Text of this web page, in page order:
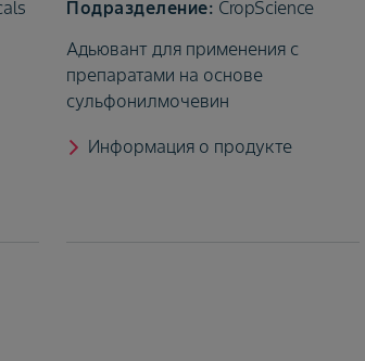
CropScience
Адьювант для применения с
препаратами на основе
сульфонилмочевин
Информация о продукте